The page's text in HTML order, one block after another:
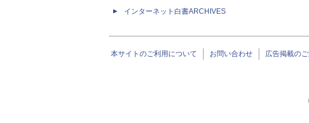
インターネット白書ARCHIVES
本サイトのご利用について お問い合わせ 広告掲載の